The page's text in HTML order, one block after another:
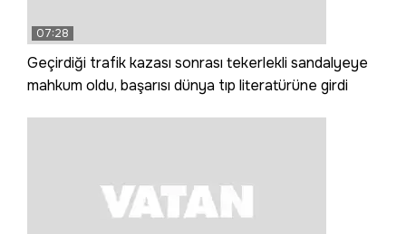
07:28
Geçirdiği trafik kazası sonrası tekerlekli sandalyeye
mahkum oldu, başarısı dünya tıp literatürüne girdi